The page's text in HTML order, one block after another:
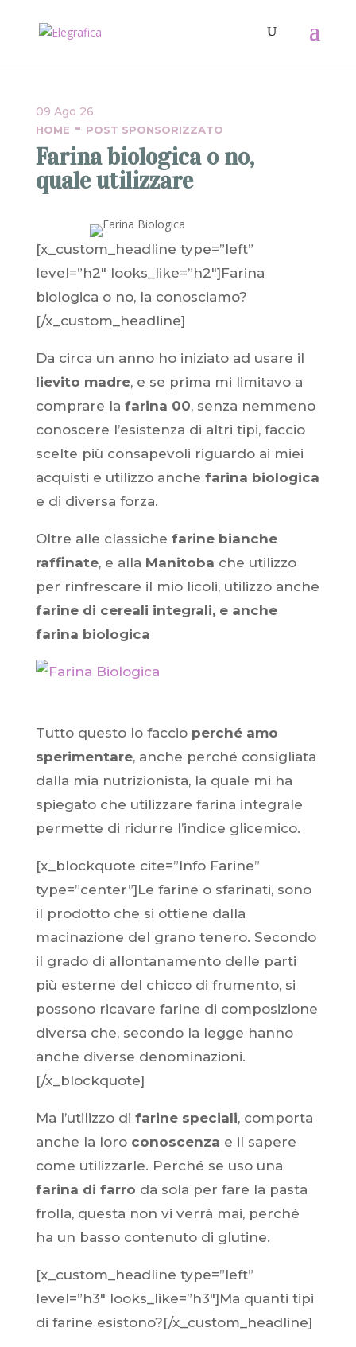
HOME - POST SPONSORIZZATO
09 Ago 26
Farina biologica o no,
quale utilizzare
[x_custom_headline type=”left”
level=”h2″ looks_like=”h2″]Farina
biologica o no, la conosciamo?
[/x_custom_headline]
Da circa un anno ho iniziato ad usare il
lievito madre, e se prima mi limitavo a
comprare la farina 00, senza nemmeno
conoscere l’esistenza di altri tipi, faccio
scelte più consapevoli riguardo ai miei
acquisti e utilizzo anche farina biologica
e di diversa forza.
Oltre alle classiche farine bianche
raffinate, e alla Manitoba che utilizzo
per rinfrescare il mio licoli, utilizzo anche
farine di cereali integrali, e anche
farina biologica
Tutto questo lo faccio perché amo
sperimentare, anche perché consigliata
dalla mia nutrizionista, la quale mi ha
spiegato che utilizzare farina integrale
permette di ridurre l’indice glicemico.
[x_blockquote cite=”Info Farine”
type=”center”]Le farine o sfarinati, sono
il prodotto che si ottiene dalla
macinazione del grano tenero. Secondo
il grado di allontanamento delle parti
più esterne del chicco di frumento, si
possono ricavare farine di composizione
diversa che, secondo la legge hanno
anche diverse denominazioni.
[/x_blockquote]
Ma l’utilizzo di farine speciali, comporta
anche la loro conoscenza e il sapere
come utilizzarle. Perché se uso una
farina di farro da sola per fare la pasta
frolla, questa non vi verrà mai, perché
ha un basso contenuto di glutine.
[x_custom_headline type=”left”
level=”h3″ looks_like=”h3″]Ma quanti tipi
di farine esistono?[/x_custom_headline]